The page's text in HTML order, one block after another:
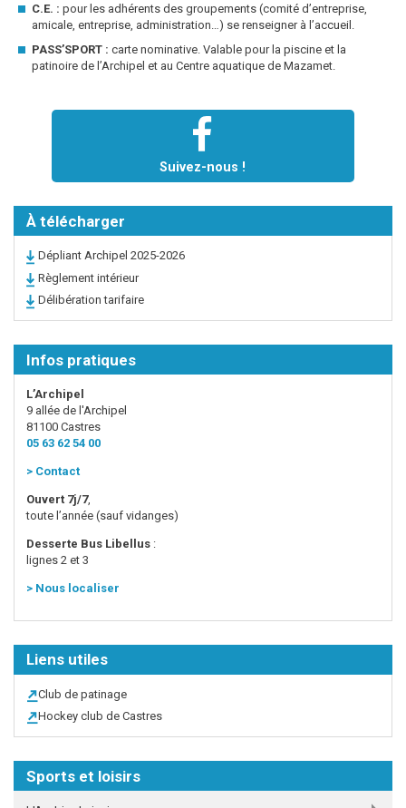
Sports et loisirs
Suivez-nous !
À télécharger
Dépliant Archipel 2025-2026
Règlement intérieur
Délibération tarifaire
Infos pratiques
L’Archipel
9 allée de l'Archipel
81100 Castres
05 63 62 54 00
> Contact
Ouvert 7j/7,
toute l’année (sauf vidanges)
Desserte Bus Libellus :
lignes 2 et 3
> Nous localiser
Liens utiles
Club de patinage
Hockey club de Castres
C.E. : pour les adhérents des groupements (comité d’entreprise,
amicale, entreprise, administration…) se renseigner à l’accueil.
PASS’SPORT : carte nominative. Valable pour la piscine et la
patinoire de l’Archipel et au Centre aquatique de Mazamet.